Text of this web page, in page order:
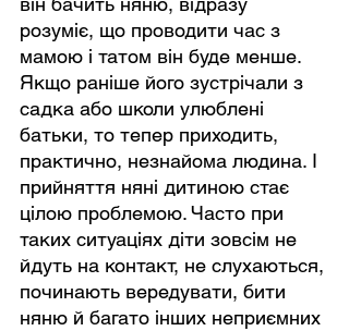
розуміє, що проводити час з
мамою і татом він буде менше.
Якщо раніше його зустрічали з
садка або школи улюблені
батьки, то тепер приходить,
практично, незнайома людина. І
прийняття няні дитиною стає
цілою проблемою. Часто при
таких ситуаціях діти зовсім не
йдуть на контакт, не слухаються,
починають вередувати, бити
няню й багато інших неприємних